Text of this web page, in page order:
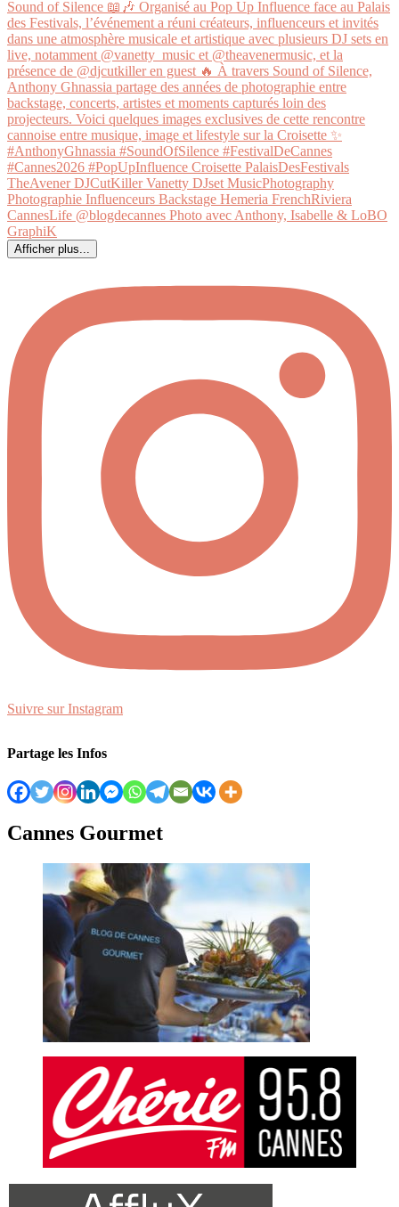
Afficher plus...
Suivre sur Instagram
Partage les Infos
Cannes Gourmet